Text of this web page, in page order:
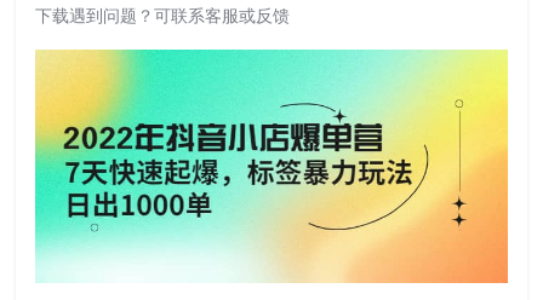
下载遇到问题？可联系客服或反馈